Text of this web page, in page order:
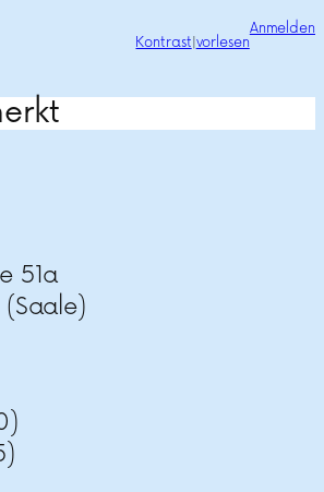
Kontrast vorlesen
Anmelden
51a